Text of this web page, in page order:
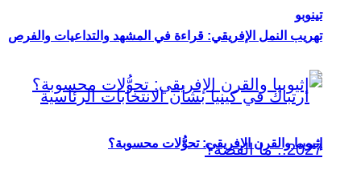
تينوبو
تهريب النمل الإفريقي: قراءة في المشهد والتداعيات والفرص
إثيوبيا والقرن الإفريقي: تحوُّلات محسوبة؟